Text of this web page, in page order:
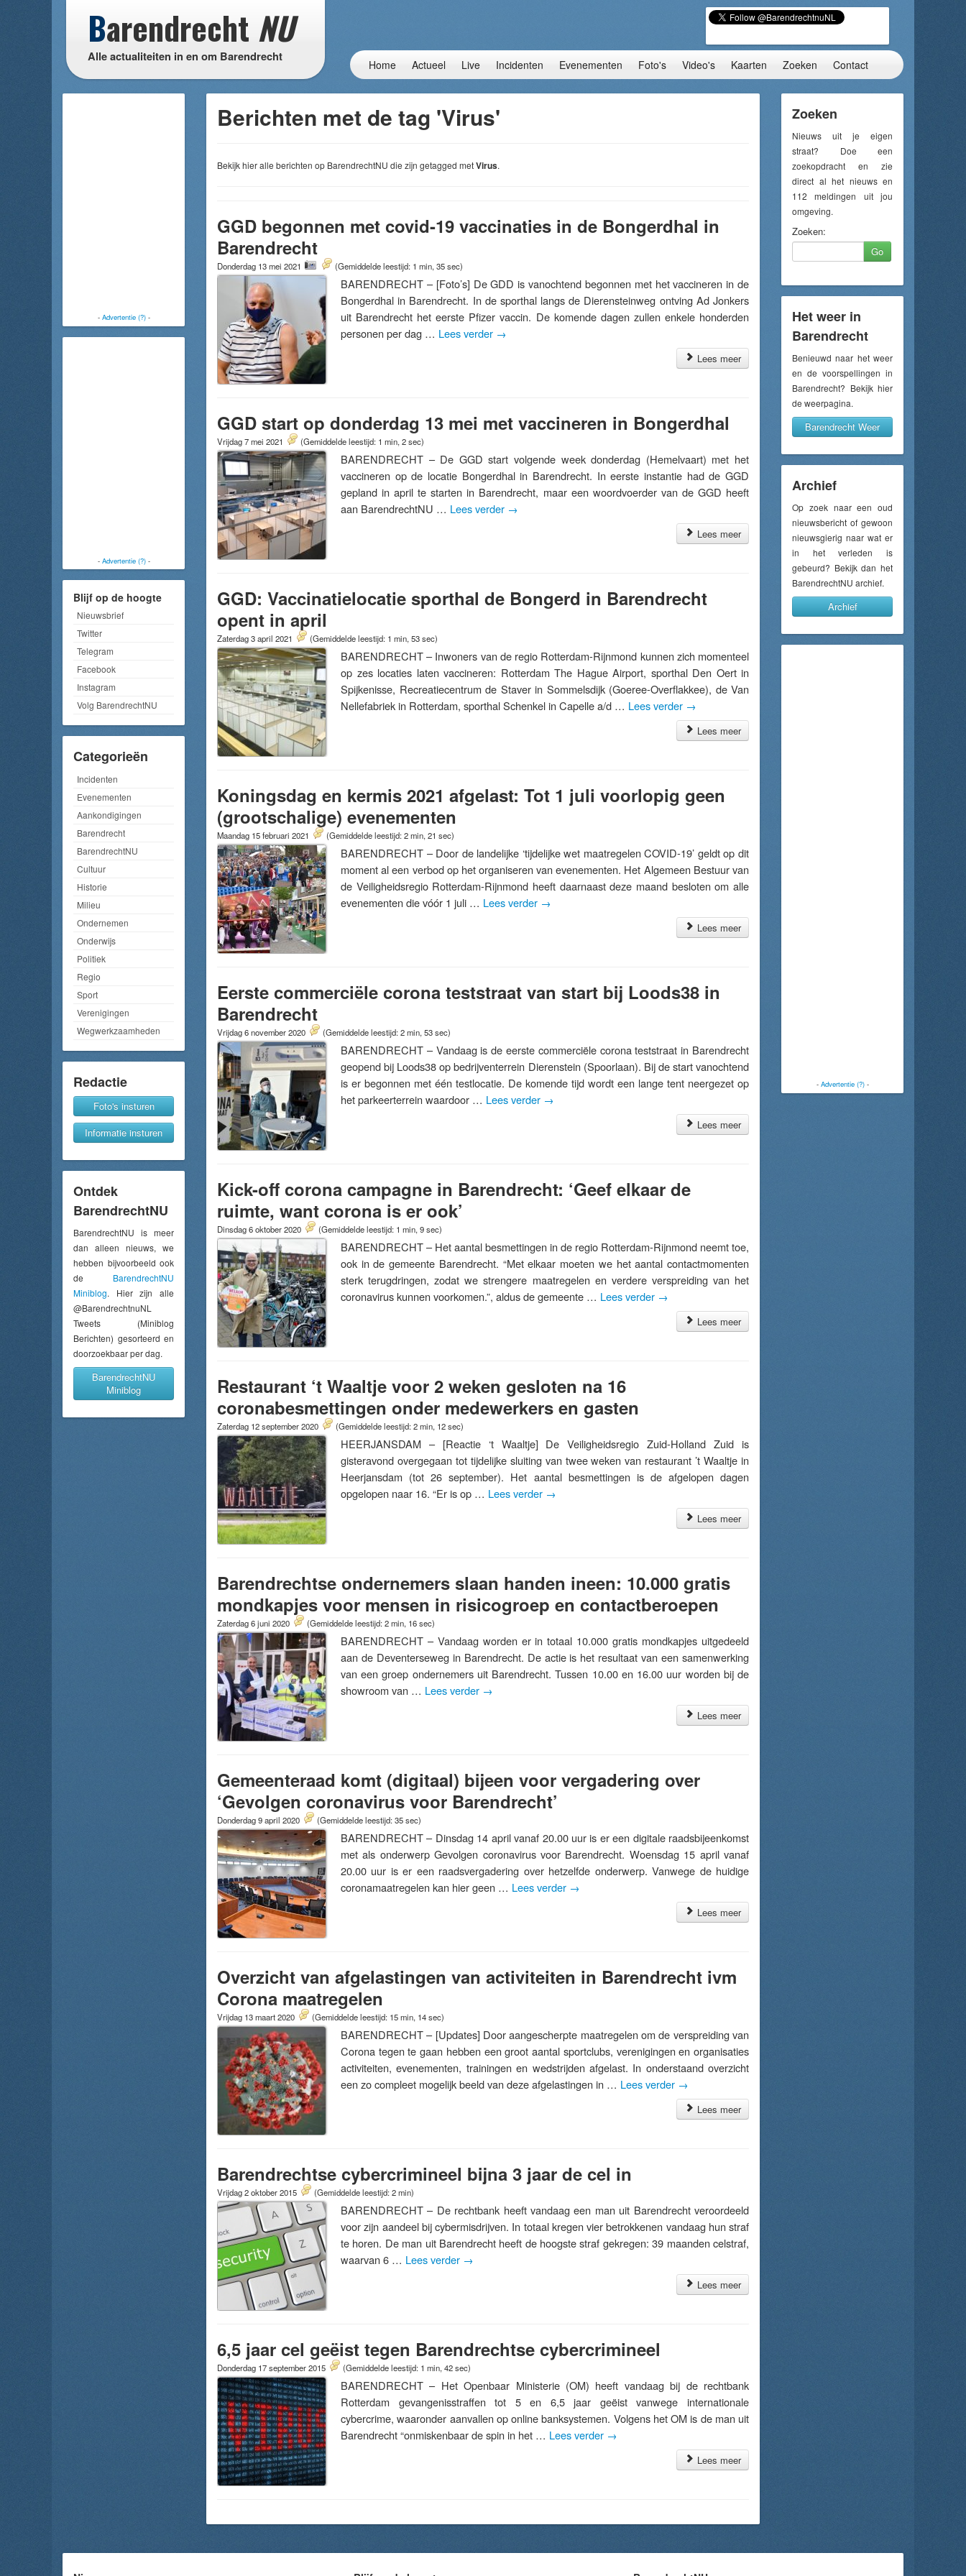
Barendrecht NU
Alle actualiteiten in en om Barendrecht
Home Actueel Live Incidenten Evenementen Foto's Video's Kaarten Zoeken Contact
- Advertentie (?)-
- Advertentie (?)-
Blijf op de hoogte
Nieuwsbrief
Twitter
Telegram
Facebook
Instagram
Volg BarendrechtNU
Categorieën
Incidenten
Evenementen
Aankondigingen
Barendrecht
BarendrechtNU
Cultuur
Historie
Milieu
Ondernemen
Onderwijs
Politiek
Regio
Sport
Verenigingen
Wegwerkzaamheden
Redactie
Foto's insturen
Informatie insturen
Ontdek
BarendrechtNU
BarendrechtNU is meer
dan alleen nieuws, we
hebben bijvoorbeeld ook
de BarendrechtNU
Miniblog. Hier zijn alle
@BarendrechtnuNL
Tweets (Miniblog
Berichten) gesorteerd en
doorzoekbaar per dag.
BarendrechtNU
Miniblog
Berichten met de tag 'Virus'
Bekijk hier alle berichten op BarendrechtNU die zijn getagged metVirus.
GGD begonnen met covid-19 vaccinaties in de Bongerdhal in
Barendrecht
Donderdag 13 mei 2021 (Gemiddelde leestijd: 1 min, 35 sec)
BARENDRECHT – [Foto’s] De GDD is vanochtend begonnen met het vaccineren in de
Bongerdhal in Barendrecht. In de sporthal langs de Dierensteinweg ontving Ad Jonkers
uit Barendrecht het eerste Pfizer vaccin. De komende dagen zullen enkele honderden
personen per dag … Lees verder →
Lees meer
GGD start op donderdag 13 mei met vaccineren in Bongerdhal
Vrijdag 7 mei 2021 (Gemiddelde leestijd: 1 min, 2 sec)
BARENDRECHT – De GGD start volgende week donderdag (Hemelvaart) met het
vaccineren op de locatie Bongerdhal in Barendrecht. In eerste instantie had de GGD
gepland in april te starten in Barendrecht, maar een woordvoerder van de GGD heeft
aan BarendrechtNU … Lees verder →
Lees meer
GGD: Vaccinatielocatie sporthal de Bongerd in Barendrecht
opent in april
Zaterdag 3 april 2021 (Gemiddelde leestijd: 1 min, 53 sec)
BARENDRECHT – Inwoners van de regio Rotterdam-Rijnmond kunnen zich momenteel
op zes locaties laten vaccineren: Rotterdam The Hague Airport, sporthal Den Oert in
Spijkenisse, Recreatiecentrum de Staver in Sommelsdijk (Goeree-Overflakkee), de Van
Nellefabriek in Rotterdam, sporthal Schenkel in Capelle a/d … Lees verder →
Lees meer
Koningsdag en kermis 2021 afgelast: Tot 1 juli voorlopig geen
(grootschalige) evenementen
Maandag 15 februari 2021 (Gemiddelde leestijd: 2 min, 21 sec)
BARENDRECHT – Door de landelijke ‘tijdelijke wet maatregelen COVID-19’ geldt op dit
moment al een verbod op het organiseren van evenementen. Het Algemeen Bestuur van
de Veiligheidsregio Rotterdam-Rijnmond heeft daarnaast deze maand besloten om alle
evenementen die vóór 1 juli … Lees verder →
Lees meer
Eerste commerciële corona teststraat van start bij Loods38 in
Barendrecht
Vrijdag 6 november 2020 (Gemiddelde leestijd: 2 min, 53 sec)
BARENDRECHT – Vandaag is de eerste commerciële corona teststraat in Barendrecht
geopend bij Loods38 op bedrijventerrein Dierenstein (Spoorlaan). Bij de start vanochtend
is er begonnen met één testlocatie. De komende tijd wordt een lange tent neergezet op
het parkeerterrein waardoor … Lees verder →
Lees meer
Kick-off corona campagne in Barendrecht: ‘Geef elkaar de
ruimte, want corona is er ook’
Dinsdag 6 oktober 2020 (Gemiddelde leestijd: 1 min, 9 sec)
BARENDRECHT – Het aantal besmettingen in de regio Rotterdam-Rijnmond neemt toe,
ook in de gemeente Barendrecht. “Met elkaar moeten we het aantal contactmomenten
sterk terugdringen, zodat we strengere maatregelen en verdere verspreiding van het
coronavirus kunnen voorkomen.”, aldus de gemeente … Lees verder →
Lees meer
Restaurant ‘t Waaltje voor 2 weken gesloten na 16
coronabesmettingen onder medewerkers en gasten
Zaterdag 12 september 2020 (Gemiddelde leestijd: 2 min, 12 sec)
HEERJANSDAM – [Reactie ‘t Waaltje] De Veiligheidsregio Zuid-Holland Zuid is
gisteravond overgegaan tot tijdelijke sluiting van twee weken van restaurant ’t Waaltje in
Heerjansdam (tot 26 september). Het aantal besmettingen is de afgelopen dagen
opgelopen naar 16. “Er is op … Lees verder →
Lees meer
Barendrechtse ondernemers slaan handen ineen: 10.000 gratis
mondkapjes voor mensen in risicogroep en contactberoepen
Zaterdag 6 juni 2020 (Gemiddelde leestijd: 2 min, 16 sec)
BARENDRECHT – Vandaag worden er in totaal 10.000 gratis mondkapjes uitgedeeld
aan de Deventerseweg in Barendrecht. De actie is het resultaat van een samenwerking
van een groep ondernemers uit Barendrecht. Tussen 10.00 en 16.00 uur worden bij de
showroom van … Lees verder →
Lees meer
Gemeenteraad komt (digitaal) bijeen voor vergadering over
‘Gevolgen coronavirus voor Barendrecht’
Donderdag 9 april 2020 (Gemiddelde leestijd: 35 sec)
BARENDRECHT – Dinsdag 14 april vanaf 20.00 uur is er een digitale raadsbijeenkomst
met als onderwerp Gevolgen coronavirus voor Barendrecht. Woensdag 15 april vanaf
20.00 uur is er een raadsvergadering over hetzelfde onderwerp. Vanwege de huidige
coronamaatregelen kan hier geen … Lees verder →
Lees meer
Overzicht van afgelastingen van activiteiten in Barendrecht ivm
Corona maatregelen
Vrijdag 13 maart 2020 (Gemiddelde leestijd: 15 min, 14 sec)
BARENDRECHT – [Updates] Door aangescherpte maatregelen om de verspreiding van
Corona tegen te gaan hebben een groot aantal sportclubs, verenigingen en organisaties
activiteiten, evenementen, trainingen en wedstrijden afgelast. In onderstaand overzicht
een zo compleet mogelijk beeld van deze afgelastingen in … Lees verder →
Lees meer
Barendrechtse cybercrimineel bijna 3 jaar de cel in
Vrijdag 2 oktober 2015 (Gemiddelde leestijd: 2 min)
BARENDRECHT – De rechtbank heeft vandaag een man uit Barendrecht veroordeeld
voor zijn aandeel bij cybermisdrijven. In totaal kregen vier betrokkenen vandaag hun straf
te horen. De man uit Barendrecht heeft de hoogste straf gekregen: 39 maanden celstraf,
waarvan 6 … Lees verder →
Lees meer
6,5 jaar cel geëist tegen Barendrechtse cybercrimineel
Donderdag 17 september 2015 (Gemiddelde leestijd: 1 min, 42 sec)
BARENDRECHT – Het Openbaar Ministerie (OM) heeft vandaag bij de rechtbank
Rotterdam gevangenisstraffen tot 5 en 6,5 jaar geëist vanwege internationale
cybercrime, waaronder aanvallen op online banksystemen. Volgens het OM is de man uit
Barendrecht “onmiskenbaar de spin in het … Lees verder →
Lees meer
Zoeken
Nieuws uit je eigen
straat? Doe een
zoekopdracht en zie
direct al het nieuws en
112 meldingen uit jou
omgeving.
Zoeken:
Go
Het weer in
Barendrecht
Benieuwd naar het weer
en de voorspellingen in
Barendrecht? Bekijk hier
de weerpagina.
Barendrecht Weer
Archief
Op zoek naar een oud
nieuwsbericht of gewoon
nieuwsgierig naar wat er
in het verleden is
gebeurd? Bekijk dan het
BarendrechtNU archief.
Archief
- Advertentie (?)-